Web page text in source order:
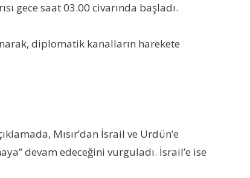
gece saat 03.00 civarında başladı.
diplomatik kanalların harekete
Mısır’dan İsrail ve Ürdün’e
devam edeceğini vurguladı. İsrail’e ise